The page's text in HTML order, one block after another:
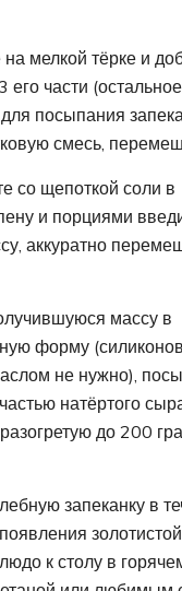
мелкой тёрке и
его части (остальное
посыпания
смесь,
со щепоткой соли в
и порциями
аккуратно
массу в
форму
не нужно),
натёртого
до 200
запеканку в
золотистой
к столу в